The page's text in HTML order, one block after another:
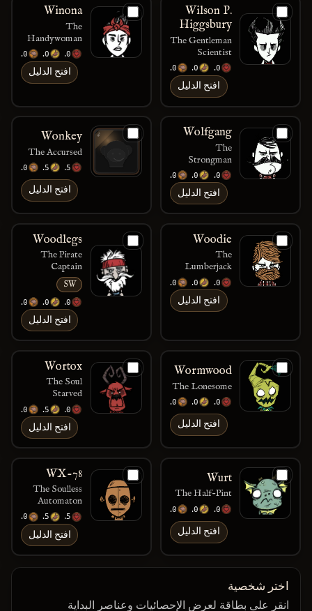
Wilson P.
Higgsbury
The Gentleman
Scientist
150
150
200
افتح الدليل
Winona
The
Handywoman
150
150
200
افتح الدليل
Wolfgang
The
Strongman
200
200
200
افتح الدليل
Wonkey
The Accursed
125
175
100
افتح الدليل
Woodie
The
Lumberjack
150
150
200
افتح الدليل
Woodlegs
The Pirate
Captain
SW
150
150
120
افتح الدليل
Wormwood
The Lonesome
150
150
200
افتح الدليل
Wortox
The Soul
Starved
200
175
150
افتح الدليل
Wurt
The Half-Pint
150
200
150
افتح الدليل
WX-78
The Soulless
Automaton
125
125
150
افتح الدليل
اختر شخصية
انقر على بطاقة لعرض الإحصائيات وعناصر البداية